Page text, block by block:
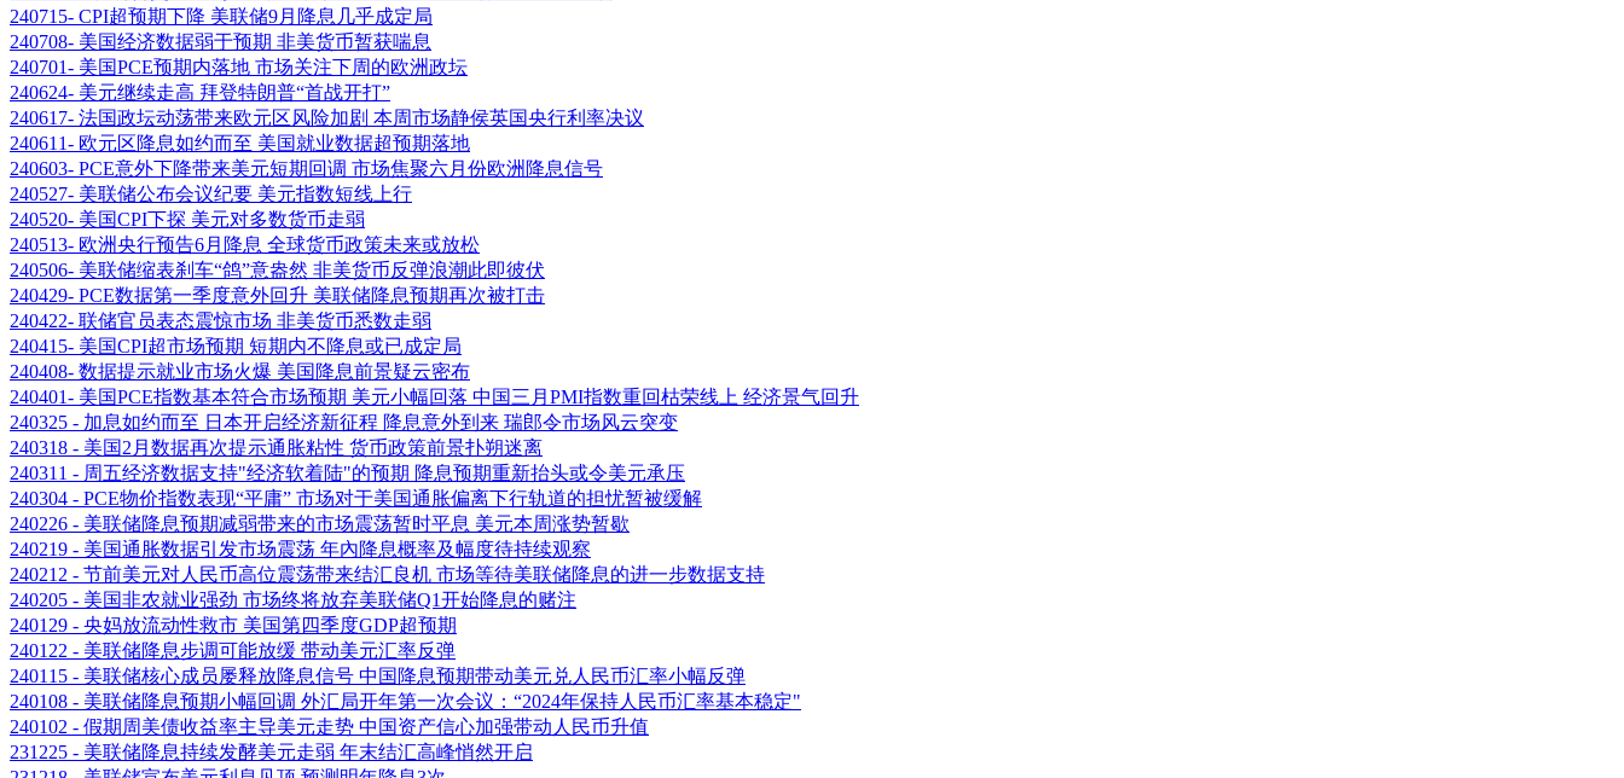
240715- CPI超预期下降 美联储9月降息几乎成定局
240708- 美国经济数据弱于预期 非美货币暂获喘息
240701- 美国PCE预期内落地 市场关注下周的欧洲政坛
240624- 美元继续走高 拜登特朗普“首战开打”
240617- 法国政坛动荡带来欧元区风险加剧 本周市场静侯英国央行利率决议
240611- 欧元区降息如约而至 美国就业数据超预期落地
240603- PCE意外下降带来美元短期回调 市场焦聚六月份欧洲降息信号
240527- 美联储公布会议纪要 美元指数短线上行
240520- 美国CPI下探 美元对多数货币走弱
240513- 欧洲央行预告6月降息 全球货币政策未来或放松
240506- 美联储缩表刹车“鸽”意盎然 非美货币反弹浪潮此即彼伏
240429- PCE数据第一季度意外回升 美联储降息预期再次被打击
240422- 联储官员表态震惊市场 非美货币悉数走弱
240415- 美国CPI超市场预期 短期内不降息或已成定局
240408- 数据提示就业市场火爆 美国降息前景疑云密布
240401- 美国PCE指数基本符合市场预期 美元小幅回落 中国三月PMI指数重回枯荣线上 经济景气回升
240325 - 加息如约而至 日本开启经济新征程 降息意外到来 瑞郎令市场风云突变
240318 - 美国2月数据再次提示通胀粘性 货币政策前景扑朔迷离
240311 - 周五经济数据支持"经济软着陆"的预期 降息预期重新抬头或令美元承压
240304 - PCE物价指数表现“平庸” 市场对于美国通胀偏离下行轨道的担忧暂被缓解
240226 - 美联储降息预期减弱带来的市场震荡暂时平息 美元本周涨势暂歇
240219 - 美国通胀数据引发市场震荡 年內降息概率及幅度待持续观察
240212 - 节前美元对人民币高位震荡带来结汇良机 市场等待美联储降息的进一步数据支持
240205 - 美国非农就业强劲 市场终将放弃美联储Q1开始降息的赌注
240129 - 央妈放流动性救市 美国第四季度GDP超预期
240122 - 美联储降息步调可能放缓 带动美元汇率反弹
240115 - 美联储核心成员屡释放降息信号 中国降息预期带动美元兑人民币汇率小幅反弹
240108 - 美联储降息预期小幅回调 外汇局开年第一次会议：“2024年保持人民币汇率基本稳定"
240102 - 假期周美债收益率主导美元走势 中国资产信心加强带动人民币升值
231225 - 美联储降息持续发酵美元走弱 年末结汇高峰悄然开启